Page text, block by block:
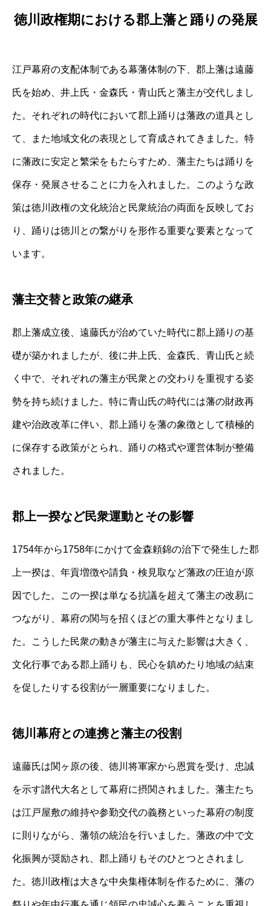
徳川政権期における郡上藩と踊りの発展
江戸幕府の支配体制である幕藩体制の下、郡上藩は遠藤
氏を始め、井上氏・金森氏・青山氏と藩主が交代しまし
た。それぞれの時代において郡上踊りは藩政の道具とし
て、また地域文化の表現として育成されてきました。特
に藩政に安定と繁栄をもたらすため、藩主たちは踊りを
保存・発展させることに力を入れました。このような政
策は徳川政権の文化統治と民衆統治の両面を反映してお
り、踊りは徳川との繋がりを形作る重要な要素となって
います。
藩主交替と政策の継承
郡上藩成立後、遠藤氏が治めていた時代に郡上踊りの基
礎が築かれましたが、後に井上氏、金森氏、青山氏と続
く中で、それぞれの藩主が民衆との交わりを重視する姿
勢を持ち続けました。特に青山氏の時代には藩の財政再
建や治政改革に伴い、郡上踊りを藩の象徴として積極的
に保存する政策がとられ、踊りの格式や運営体制が整備
されました。
郡上一揆など民衆運動とその影響
1754年から1758年にかけて金森頼錦の治下で発生した郡
上一揆は、年貢増徴や請負・検見取など藩政の圧迫が原
因でした。この一揆は単なる抗議を超えて藩主の改易に
つながり、幕府の関与を招くほどの重大事件となりまし
た。こうした民衆の動きが藩主に与えた影響は大きく、
文化行事である郡上踊りも、民心を鎮めたり地域の結束
を促したりする役割が一層重要になりました。
徳川幕府との連携と藩主の役割
遠藤氏は関ヶ原の後、徳川将軍家から恩賞を受け、忠誠
を示す譜代大名として幕府に摂関されました。藩主たち
は江戸屋敷の維持や参勤交代の義務といった幕府の制度
に則りながら、藩領の統治を行いました。藩政の中で文
化振興が奨励され、郡上踊りもそのひとつとされまし
た。徳川政権は大きな中央集権体制を作るために、藩の